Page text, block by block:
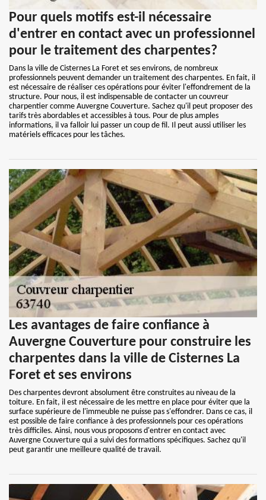
Pour quels motifs est-il nécessaire
d'entrer en contact avec un professionnel
pour le traitement des charpentes?
Dans la ville de Cisternes La Foret et ses environs, de nombreux
professionnels peuvent demander un traitement des charpentes. En fait, il
est nécessaire de réaliser ces opérations pour éviter l'effondrement de la
structure. Pour nous, il est indispensable de contacter un couvreur
charpentier comme Auvergne Couverture. Sachez qu'il peut proposer des
tarifs très abordables et accessibles à tous. Pour de plus amples
informations, il va falloir lui passer un coup de fil. Il peut aussi utiliser les
matériels efficaces pour les tâches.
Les avantages de faire confiance à
Auvergne Couverture pour construire les
charpentes dans la ville de Cisternes La
Foret et ses environs
Des charpentes devront absolument être construites au niveau de la
toiture. En fait, il est nécessaire de les mettre en place pour éviter que la
surface supérieure de l'immeuble ne puisse pas s'effondrer. Dans ce cas, il
est possible de faire confiance à des professionnels pour ces opérations
très difficiles. Ainsi, nous vous proposons d'entrer en contact avec
Auvergne Couverture qui a suivi des formations spécifiques. Sachez qu'il
peut garantir une meilleure qualité de travail.